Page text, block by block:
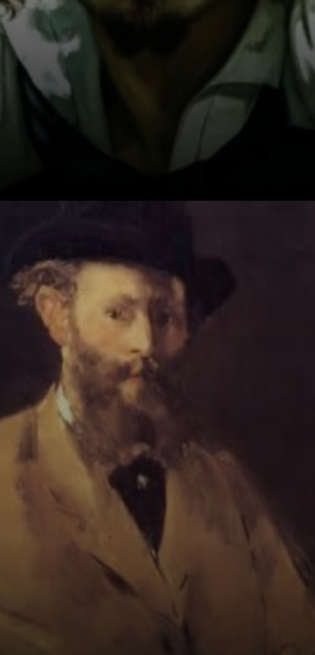
O artista Honoré
Daumier foi um
dos principais
responsáveis por
criticar a
monarquia
através de suas
caricaturas.